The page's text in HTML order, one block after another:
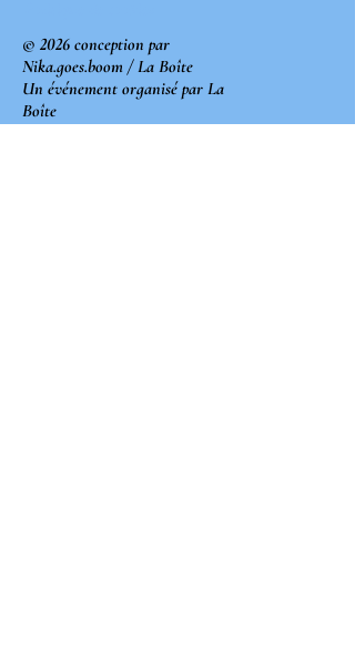
© 2026 conception par
Nika.goes.boom / La Boîte
Un événement organisé par La
Boîte